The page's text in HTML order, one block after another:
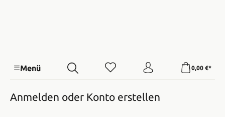
Menü 0,00 €*
Anmelden oder Konto erstellen